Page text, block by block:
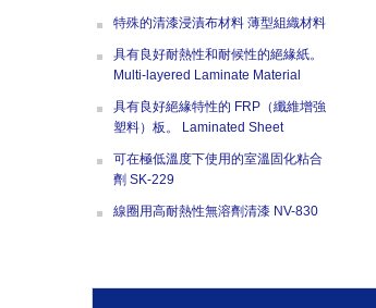
特殊的清漆浸漬布材料 薄型組織材料
具有良好耐熱性和耐候性的絕緣紙。
Multi-layered Laminate Material
具有良好絕緣特性的 FRP（纖維增強
塑料）板。 Laminated Sheet
可在極低溫度下使用的室溫固化粘合
劑 SK-229
線圈用高耐熱性無溶劑清漆 NV-830